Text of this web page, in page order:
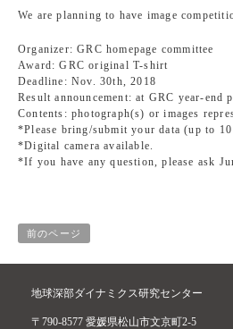
We are planning to have image
Organizer: GRC homepage committee
Award: GRC original T-shirt
Deadline: Nov. 30th, 2018
Result announcement: at GRC year-end
Contents: photograph(s) or images
*Please bring/submit your data (up to
*Digital camera available.
*If you have any question, please ask
前のページ
地球深部ダイナミクス研究センター
〒790-8577 愛媛県松山市文京町2-5